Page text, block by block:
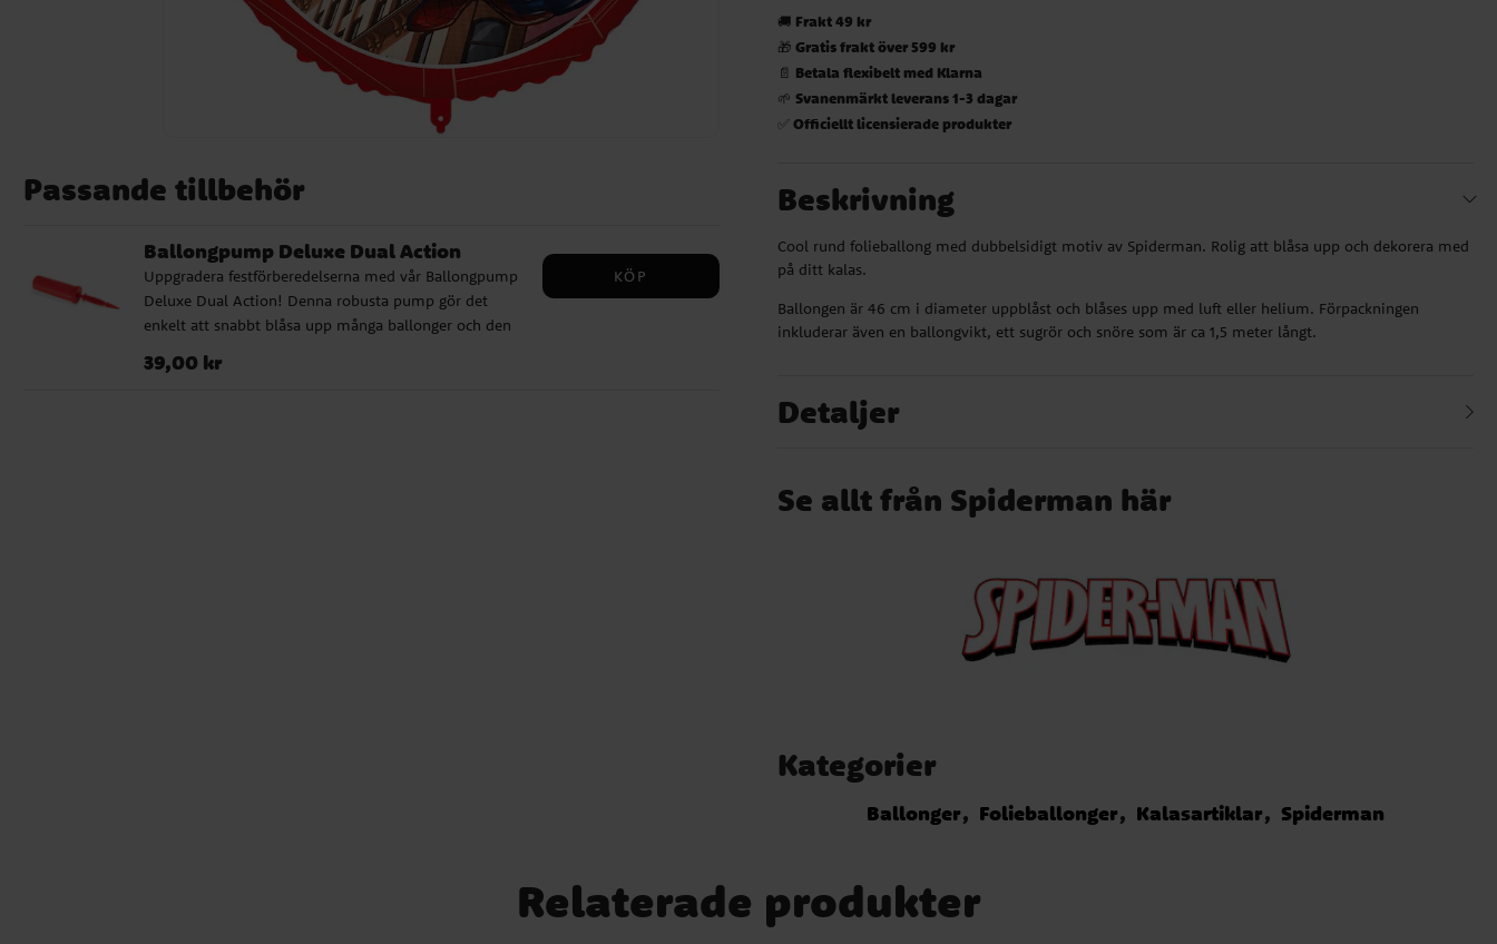
Passande tillbehör
Ballongpump Deluxe Dual Action
Uppgradera festförberedelserna med vår Ballongpump
Deluxe Dual Action! Denna robusta pump gör det
enkelt att snabbt blåsa upp många ballonger och den
om det är barnkalas, babyshower eller andra speciella
Pris :39,00 kr
39,00 kr
KÖP
🚚 Frakt 49 kr
🎁Gratis frakt över 599 kr
📄 Betala flexibelt med Klarna
🌱Svanenmärkt leverans 1-3 dagar
✅Officiellt licensierade produkter
Beskrivning
Cool rund folieballong med dubbelsidigt motiv av Spiderman. Rolig att blåsa upp och dekorera med
på ditt kalas.
Ballongen är 46 cm i diameter uppblåst och blåses upp med luft eller helium. Förpackningen
inkluderar även en ballongvikt, ett sugrör och snöre som är ca 1,5 meter långt.
Detaljer
Se allt från Spiderman här
Kategorier
Ballonger Folieballonger Kalasartiklar Spiderman
Relaterade produkter